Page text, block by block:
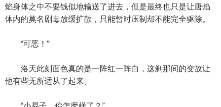
焰身体之中不要钱似地输送了进去，但是最终也只是让唐焰
体内的莫名剧毒放缓扩散，只能暂时压制却不能完全驱除。
“可恶！”
洛天此刻面色真的是一阵红一阵白，这刹那间的变故让
他有些无所适从了起来。